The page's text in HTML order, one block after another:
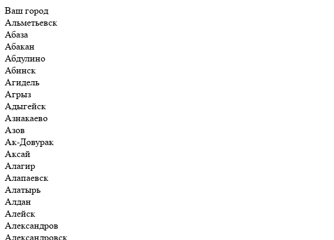
Ваш город
Альметьевск
Абаза
Абакан
Абдулино
Абинск
Агидель
Агрыз
Адыгейск
Азнакаево
Азов
Ак-Довурак
Аксай
Алагир
Алапаевск
Алатырь
Алдан
Алейск
Александров
Александровск